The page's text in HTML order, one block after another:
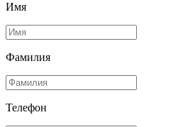
Имя
Фамилия
Телефон